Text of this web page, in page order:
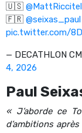
🇺🇸
🇫🇷 @seixas_paul
pic.twitter.com/
— DECATHLON
4, 2026
Paul
« J’aborde ce
d’ambitions